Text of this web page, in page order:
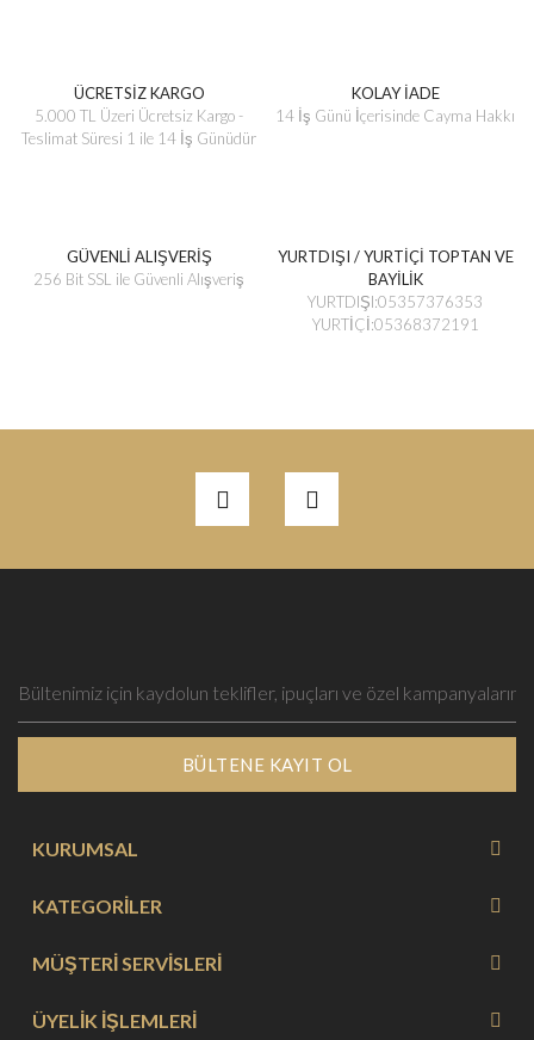
ÜCRETSİZ KARGO
5.000 TL Üzeri Ücretsiz Kargo -
Teslimat Süresi 1 ile 14 İş Günüdür
KOLAY İADE
14 İş Günü İçerisinde Cayma Hakkı
GÜVENLİ ALIŞVERİŞ
256 Bit SSL ile Güvenli Alışveriş
YURTDIŞI / YURTİÇİ TOPTAN VE
BAYİLİK
YURTDIŞI:05357376353
YURTİÇİ:05368372191
BÜLTENE KAYIT OL
KURUMSAL
KATEGORİLER
MÜŞTERİ SERVİSLERİ
ÜYELİK İŞLEMLERİ